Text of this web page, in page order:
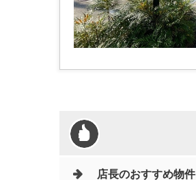
店長のおすすめ物件